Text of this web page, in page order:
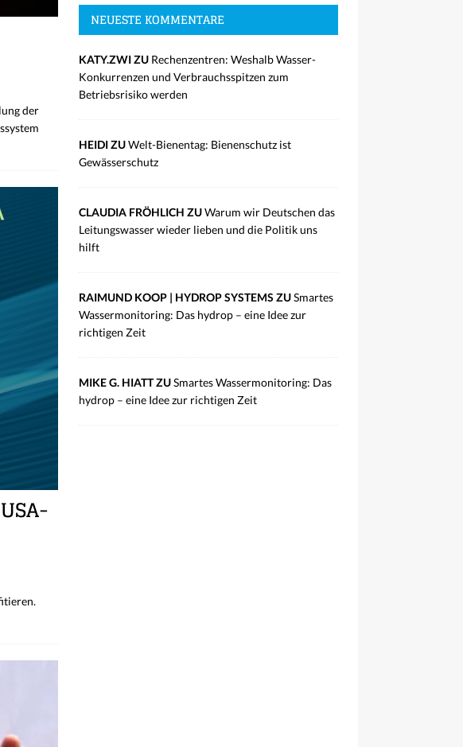
der
NEUESTE KOMMENTARE
KATY.ZWI ZU Rechenzentren: Weshalb Wasser-
Konkurrenzen und Verbrauchsspitzen zum
Betriebsrisiko werden
HEIDI ZUWelt-Bienentag: Bienenschutz ist
Gewässerschutz
CLAUDIA FRÖHLICH ZUWarum wir Deutschen das
Leitungswasser wieder lieben und die Politik uns
hilft
RAIMUND KOOP | HYDROP SYSTEMS ZUSmartes
Wassermonitoring: Das hydrop – eine Idee zur
richtigen Zeit
MIKE G. HIATT ZUSmartes Wassermonitoring: Das
hydrop – eine Idee zur richtigen Zeit